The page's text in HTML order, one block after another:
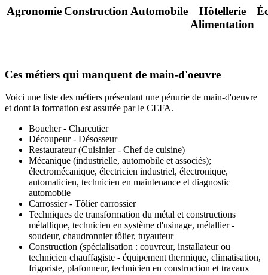
Agronomie Construction Automobile
Hôtellerie
Alimentation
Ces métiers qui manquent de main-d'oeuvre
Voici une liste des métiers présentant une pénurie de main-d'oeuvre
et dont la formation est assurée par le CEFA.
Boucher - Charcutier
Découpeur - Désosseur
Restaurateur (Cuisinier - Chef de cuisine)
Mécanique (industrielle, automobile et associés);
électromécanique, électricien industriel, électronique,
automaticien, technicien en maintenance et diagnostic
automobile
Carrossier - Tôlier carrossier
Techniques de transformation du métal et constructions
métallique, technicien en système d'usinage, métallier -
soudeur, chaudronnier tôlier, tuyauteur
Construction (spécialisation : couvreur, installateur ou
technicien chauffagiste - équipement thermique, climatisation,
frigoriste, plafonneur, technicien en construction et travaux